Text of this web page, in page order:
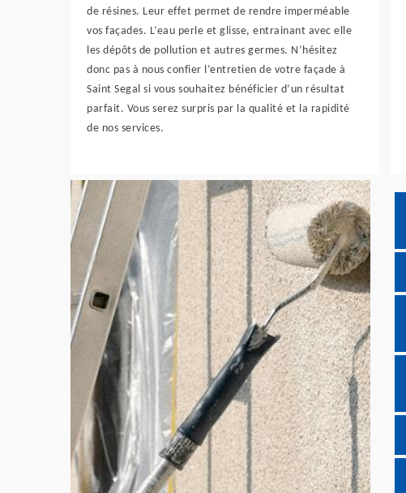
de résines. Leur effet permet de rendre imperméable
vos façades. L’eau perle et glisse, entrainant avec elle
les dépôts de pollution et autres germes. N’hésitez
donc pas à nous confier l’entretien de votre façade à
Saint Segal si vous souhaitez bénéficier d’un résultat
parfait. Vous serez surpris par la qualité et la rapidité
de nos services.